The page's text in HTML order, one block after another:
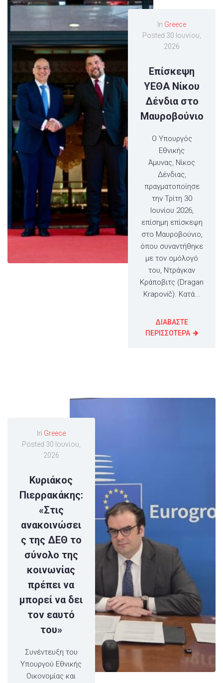
In Greece
Posted 30 Ιουνίου,
2026
Επίσκεψη
ΥΕΘΑ Νίκου
Δένδια στο
Μαυροβούνιο
Ο Υπουργός
Εθνικής
Άμυνας, Νίκος
Δένδιας,
πραγματοποίησε
την Τρίτη 30
Ιουνίου 2026,
επίσημη επίσκεψη
στο Μαυροβούνιο,
όπου συναντήθηκε
με τον ομόλογό
του, Ντράγκαν
Κράποβιτς (Dragan
Krapovič). Κατά...
ΔΙΑΒΑΣΤΕ
ΠΕΡΙΣΣΟΤΕΡΑ
In Greece
Posted 30 Ιουνίου,
2026
Κυριάκος
Πιερρακάκης:
«Στις
ανακοινώσει
ς της ΔΕΘ το
σύνολο της
κοινωνίας
πρέπει να
μπορεί να δει
τον εαυτό
του»
Συνέντευξη του
Υπουργού Εθνικής
Οικονομίας και